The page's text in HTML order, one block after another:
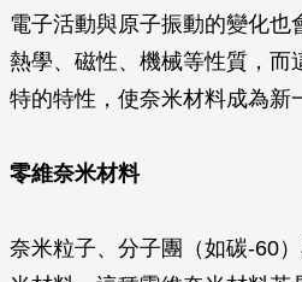
電子活動與原子振動的變化也
熱學、磁性、機械等性質，而
特的特性，使奈米材料成為新
零維奈米材料
奈米粒子、分子團（如碳-60